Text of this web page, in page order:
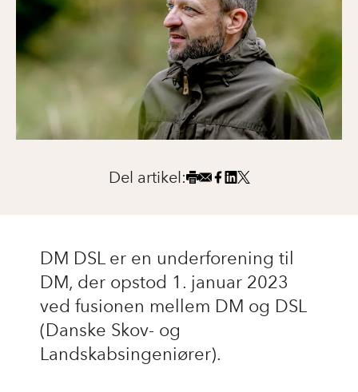
Del artikel:
DM DSL er en underforening til
DM, der opstod 1. januar 2023
ved fusionen mellem DM og DSL
(Danske Skov- og
Landskabsingeniører).